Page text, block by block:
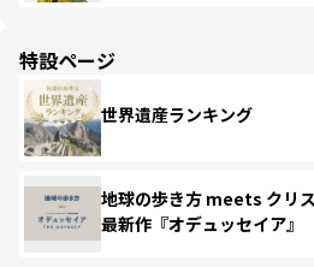
特設ページ
世界遺産ランキング
地球の歩き方 meets クリ
最新作『オデュッセイア』